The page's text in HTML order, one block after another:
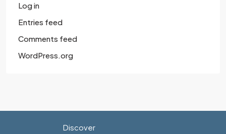
Log in
Entries feed
Comments feed
WordPress.org
Discover